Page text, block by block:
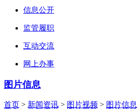
信息公开
监管履职
互动交流
网上办事
图片信息
首页 > 新闻资讯 > 图片视频 > 图片信息